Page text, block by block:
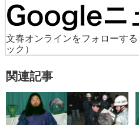
文春オンラインをフォローする
ック）
関連記事